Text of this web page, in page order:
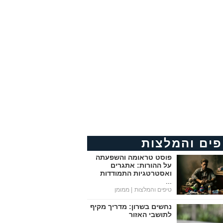
והמלצות
פוסט טראומה והשפעתה
על ההורות: אתגרים
ואסטרטגיות התמודדות
טיפים והמלצות | ממומן
נחשים בשרון: מדריך מקיף
לתושבי האזור